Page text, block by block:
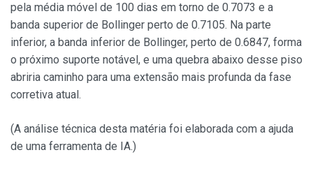
pela média móvel de 100 dias em torno de 0.7073 e a
banda superior de Bollinger perto de 0.7105. Na parte
inferior, a banda inferior de Bollinger, perto de 0.6847, forma
o próximo suporte notável, e uma quebra abaixo desse piso
abriria caminho para uma extensão mais profunda da fase
corretiva atual.
(A análise técnica desta matéria foi elaborada com a ajuda
de uma ferramenta de IA.)